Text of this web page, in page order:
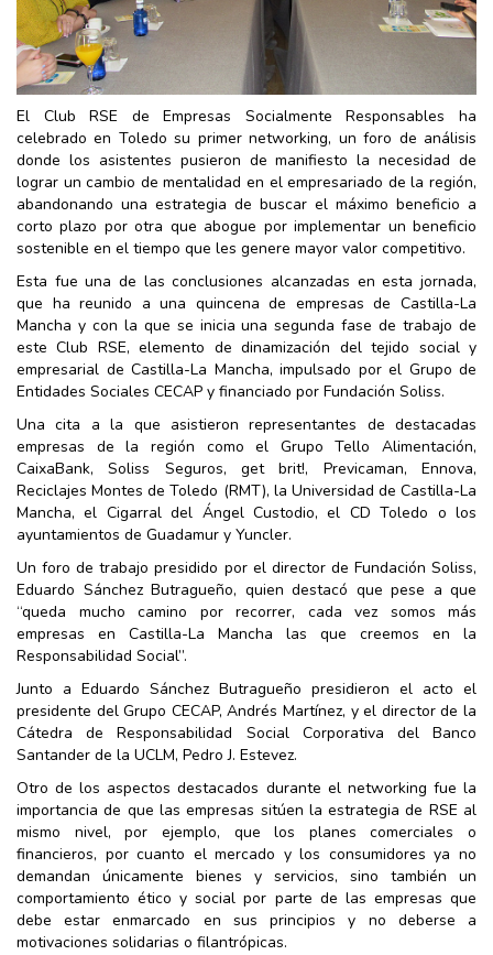
El Club RSE de Empresas Socialmente Responsables ha
celebrado en Toledo su primer networking, un foro de análisis
donde los asistentes pusieron de manifiesto la necesidad de
lograr un cambio de mentalidad en el empresariado de la región,
abandonando una estrategia de buscar el máximo beneficio a
corto plazo por otra que abogue por implementar un beneficio
sostenible en el tiempo que les genere mayor valor competitivo.
Esta fue una de las conclusiones alcanzadas en esta jornada,
que ha reunido a una quincena de empresas de Castilla-La
Mancha y con la que se inicia una segunda fase de trabajo de
este Club RSE, elemento de dinamización del tejido social y
empresarial de Castilla-La Mancha, impulsado por el Grupo de
Entidades Sociales CECAP y financiado por Fundación Soliss.
Una cita a la que asistieron representantes de destacadas
empresas de la región como el Grupo Tello Alimentación,
CaixaBank, Soliss Seguros, get brit!, Previcaman, Ennova,
Reciclajes Montes de Toledo (RMT), la Universidad de Castilla-La
Mancha, el Cigarral del Ángel Custodio, el CD Toledo o los
ayuntamientos de Guadamur y Yuncler.
Un foro de trabajo presidido por el director de Fundación Soliss,
Eduardo Sánchez Butragueño, quien destacó que pese a que
“queda mucho camino por recorrer, cada vez somos más
empresas en Castilla-La Mancha las que creemos en la
Responsabilidad Social”.
Junto a Eduardo Sánchez Butragueño presidieron el acto el
presidente del Grupo CECAP, Andrés Martínez, y el director de la
Cátedra de Responsabilidad Social Corporativa del Banco
Santander de la UCLM, Pedro J. Estevez.
Otro de los aspectos destacados durante el networking fue la
importancia de que las empresas sitúen la estrategia de RSE al
mismo nivel, por ejemplo, que los planes comerciales o
financieros, por cuanto el mercado y los consumidores ya no
demandan únicamente bienes y servicios, sino también un
comportamiento ético y social por parte de las empresas que
debe estar enmarcado en sus principios y no deberse a
motivaciones solidarias o filantrópicas.